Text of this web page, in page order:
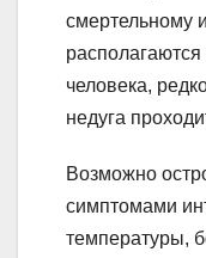
смертельному
человека,
недуга
Возможно
симптомами
температуры,